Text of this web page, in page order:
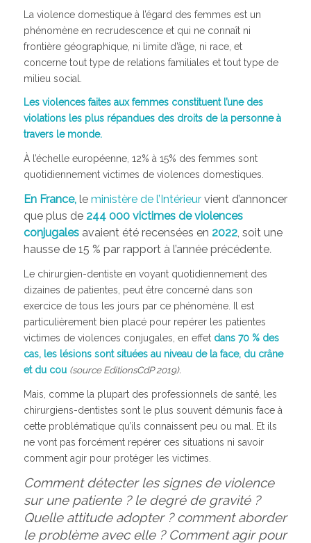
La violence domestique à l’égard des femmes est un
phénomène en recrudescence et qui ne connaît ni
frontière géographique, ni limite d’âge, ni race, et
concerne tout type de relations familiales et tout type de
milieu social.
Les violences faites aux femmes constituent l’une des
violations les plus répandues des droits de la personne à
travers le monde.
À l’échelle européenne, 12% à 15% des femmes sont
quotidiennement victimes de violences domestiques.
En France,le ministère de l’Intérieurvient d’annoncer
que plus de 244 000 victimes de violences
conjugalesavaient été recensées en 2022, soit une
hausse de 15 % par rapport à l’année précédente.
Le chirurgien-dentiste en voyant quotidiennement des
dizaines de patientes, peut être concerné dans son
exercice de tous les jours par ce phénomène. Il est
particulièrement bien placé pour repérer les patientes
victimes de violences conjugales, en effet dans 70 % des
cas, les lésions sont situées au niveau de la face, du crâne
et du cou (source EditionsCdP 2019).
Mais, comme la plupart des professionnels de santé, les
chirurgiens-dentistes sont le plus souvent démunis face à
cette problématique qu’ils connaissent peu ou mal. Et ils
ne vont pas forcément repérer ces situations ni savoir
comment agir pour protéger les victimes.
Comment détecter les signes de violence
sur une patiente ? le degré de gravité ?
Quelle attitude adopter ? comment aborder
le problème avec elle ? Comment agir pour